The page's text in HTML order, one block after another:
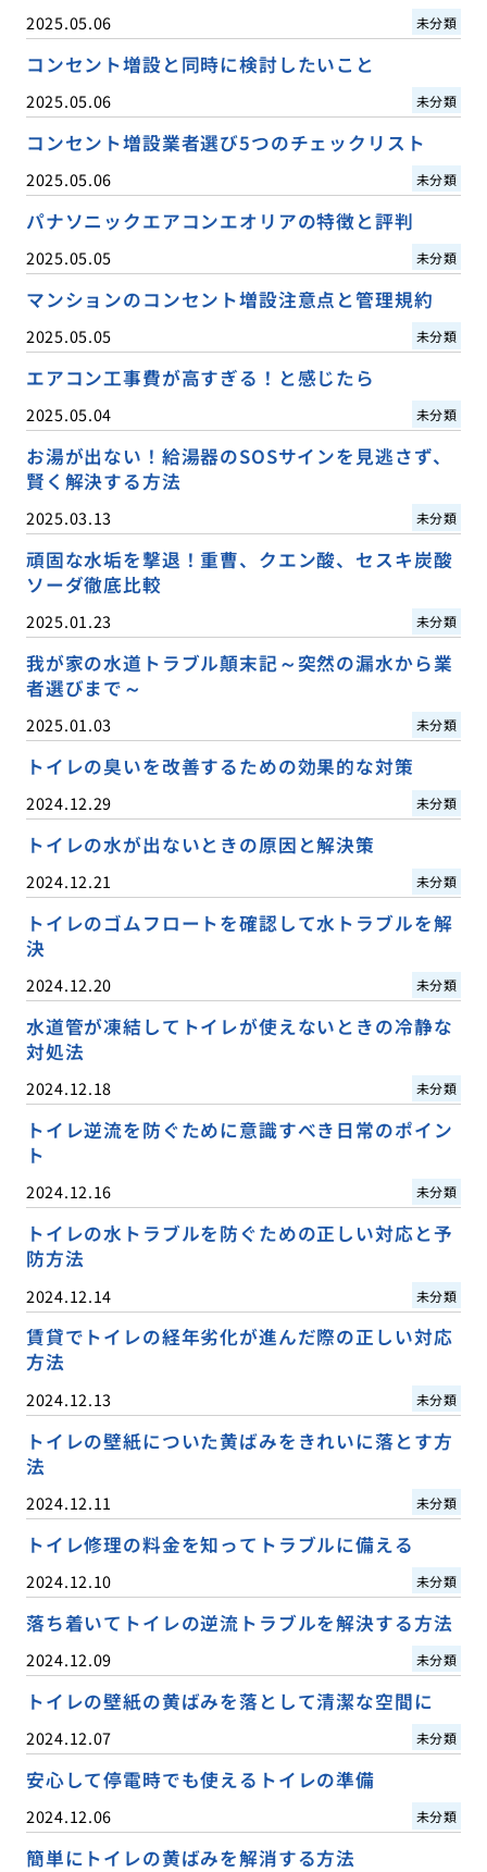
2025.05.06 未分類
コンセント増設と同時に検討したいこと
2025.05.06 未分類
コンセント増設業者選び5つのチェックリスト
2025.05.06 未分類
パナソニックエアコンエオリアの特徴と評判
2025.05.05 未分類
マンションのコンセント増設注意点と管理規約
2025.05.05 未分類
エアコン工事費が高すぎる！と感じたら
2025.05.04 未分類
お湯が出ない！給湯器のSOSサインを見逃さず、
賢く解決する方法
2025.03.13 未分類
頑固な水垢を撃退！重曹、クエン酸、セスキ炭酸
ソーダ徹底比較
2025.01.23 未分類
我が家の水道トラブル顛末記～突然の漏水から業
者選びまで～
2025.01.03 未分類
トイレの臭いを改善するための効果的な対策
2024.12.29 未分類
トイレの水が出ないときの原因と解決策
2024.12.21 未分類
トイレのゴムフロートを確認して水トラブルを解
決
2024.12.20 未分類
水道管が凍結してトイレが使えないときの冷静な
対処法
2024.12.18 未分類
トイレ逆流を防ぐために意識すべき日常のポイン
ト
2024.12.16 未分類
トイレの水トラブルを防ぐための正しい対応と予
防方法
2024.12.14 未分類
賃貸でトイレの経年劣化が進んだ際の正しい対応
方法
2024.12.13 未分類
トイレの壁紙についた黄ばみをきれいに落とす方
法
2024.12.11 未分類
トイレ修理の料金を知ってトラブルに備える
2024.12.10 未分類
落ち着いてトイレの逆流トラブルを解決する方法
2024.12.09 未分類
トイレの壁紙の黄ばみを落として清潔な空間に
2024.12.07 未分類
安心して停電時でも使えるトイレの準備
2024.12.06 未分類
簡単にトイレの黄ばみを解消する方法